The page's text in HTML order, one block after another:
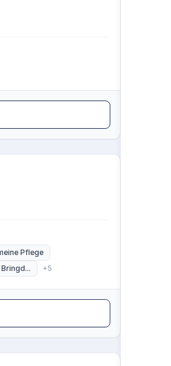
Pflege
+5